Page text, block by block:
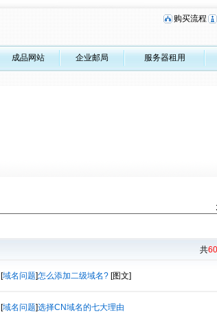
购买流程
成品网站 企业邮局 服务器租用
共60
[域名问题]怎么添加二级域名?[图文]
[域名问题]选择CN域名的七大理由